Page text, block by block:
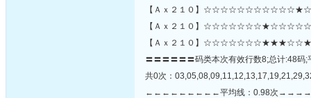
【Ａｘ２１０】
【Ａｘ２１０】
【Ａｘ２１０】
〓〓〓〓〓〓码类本次有效行数8;总计:48码
共0次：
←←←←←←←←←平均线：0.98次